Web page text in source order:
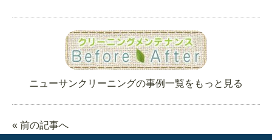
ニューサンクリーニングの事例一覧をもっと見る
« 前の記事へ